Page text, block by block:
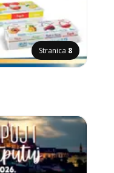
Stranica 8